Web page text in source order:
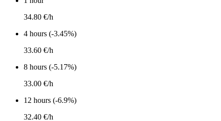
34.80 €/h
4 hours (-3.45%)
33.60 €/h
8 hours (-5.17%)
33.00 €/h
12 hours (-6.9%)
32.40 €/h